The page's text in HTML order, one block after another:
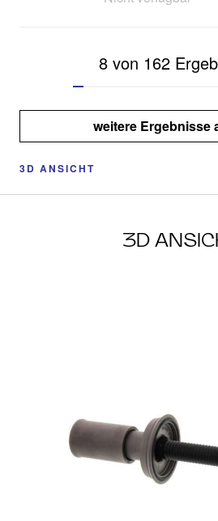
8 von 162
weitere Ergebnisse
3D ANSICHT
3D